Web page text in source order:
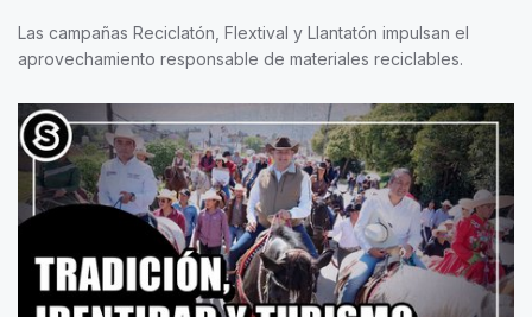
Las campañas Reciclatón, Flextival y Llantatón impulsan el
aprovechamiento responsable de materiales reciclables.